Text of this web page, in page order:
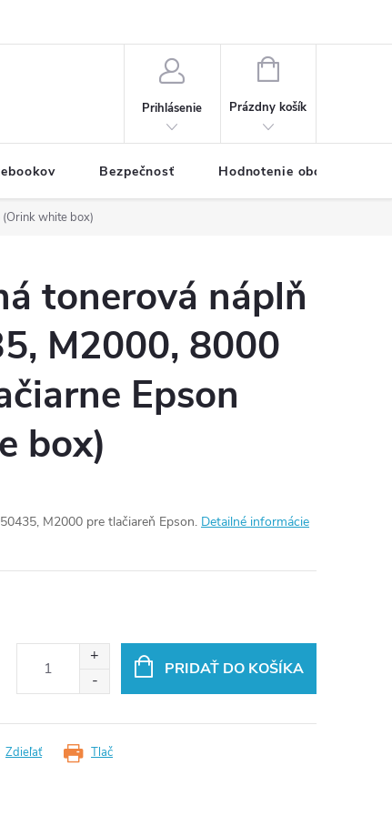
Prihlásenie
NÁKUPNÝ
Prázdny košík
Bezpečnosť Hodnotenie obchodu
white box)
tonerová náplň
M2000, 8000
Epson
box)
M2000 pre tlačiareň Epson. Detailné informácie
PRIDAŤ DO KOŠÍKA
Tlač
Zdieľať